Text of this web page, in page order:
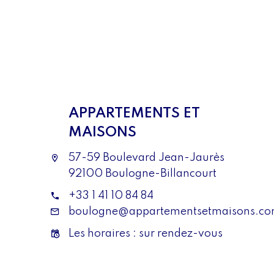
APPARTEMENTS ET
MAISONS
57-59 Boulevard Jean-Jaurès
92100 Boulogne-Billancourt
+33 1 41 10 84 84
Les horaires : sur rendez-vous